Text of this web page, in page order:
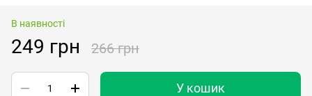
В наявності
249 грн 266 грн
У кошик